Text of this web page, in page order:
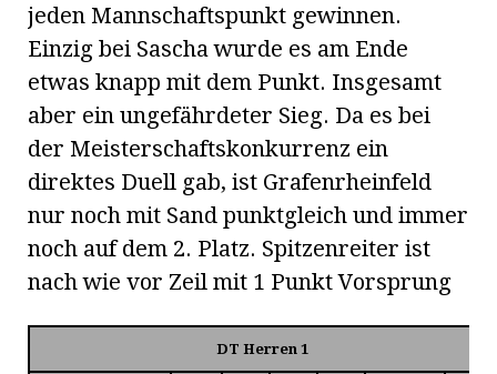
jeden Mannschaftspunkt gewinnen.
Einzig bei Sascha wurde es am Ende
etwas knapp mit dem Punkt. Insgesamt
aber ein ungefährdeter Sieg. Da es bei
der Meisterschaftskonkurrenz ein
direktes Duell gab, ist Grafenrheinfeld
nur noch mit Sand punktgleich und immer
noch auf dem 2. Platz. Spitzenreiter ist
nach wie vor Zeil mit 1 Punkt Vorsprung
DT Herren 1